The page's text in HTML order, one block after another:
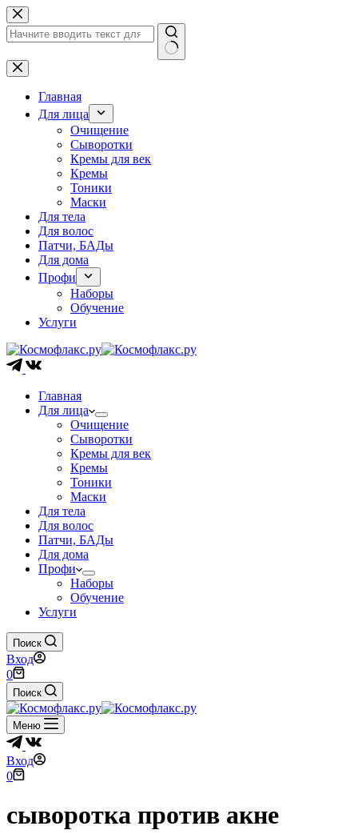
Перейти
к
сути
Ничего
не
найденоГлавная
Для лица
Очищение
Сыворотки
Кремы для век
Кремы
Тоники
Маски
Для тела
Для волос
Патчи, БАДы
Для дома
Профи
Наборы
Обучение
Услуги
Главная
Для лица
Очищение
Сыворотки
Кремы для век
Кремы
Тоники
Маски
Для тела
Для волос
Патчи, БАДы
Для дома
Профи
Наборы
Обучение
Услуги
Поиск
Вход
Корзина
0
Поиск
Меню
Вход
Корзина
0
сыворотка против акне